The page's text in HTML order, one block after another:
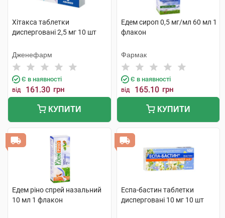
Хітакса таблетки
дисперговані 2,5 мг 10 шт
Дженефарм
Є в наявності
від 161.30 грн
КУПИТИ
Едем сироп 0,5 мг/мл 60 мл 1
флакон
Фармак
Є в наявності
від 165.10 грн
КУПИТИ
Едем ріно спрей назальний
10 мл 1 флакон
Еспа-бастин таблетки
дисперговані 10 мг 10 шт